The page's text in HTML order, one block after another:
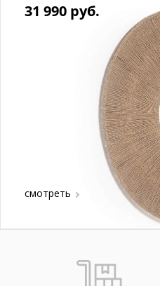
смотреть
31 990 руб.